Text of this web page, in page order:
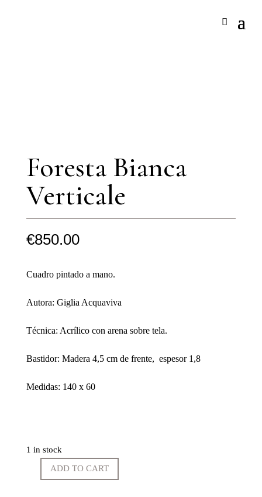
Foresta Bianca
Verticale
€850.00
Cuadro pintado a mano.
Autora: Giglia Acquaviva
Técnica: Acrílico con arena sobre tela.
Bastidor: Madera 4,5 cm de frente, espesor 1,8
Medidas: 140 x 60
1 in stock
ADD TO CART